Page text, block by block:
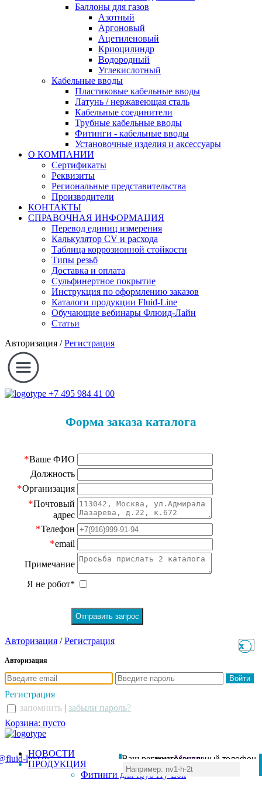
Баллоны для газов
Азотный
Аргоновый
Ацетиленовый
Криоцилиндр
Водородный
Углекислотный
Кабельные вводы
Пластиковые кабельные вводы
Латунь / нержавеющая сталь
Кабельные соединители
Трубные кабельные вводы
Фитинги - кабельные вводы
Установочные изделия и аксессуары
О КОМПАНИИ
Сертификаты
Реквизиты
Региональные представительства
Производители
КОНТАКТЫ
СПРАВОЧНАЯ ИНФОРМАЦИЯ
Перевод единиц измерения
Калькулятор CV и расхода
Таблица коррозионной стойкости
Типы резьб
Доставка и оплата
Сульфинертное покрытие
Инструкция по оформлению заказов
Каталоги продукции Fluid-Line
Обучающие вебинары Флюид-Лайн
Статьи
Авторизация /Регистрация
+7 495 984 41 00
Форма заказа каталога
*Ваше ФИО
Должность
*Организация
*Почтовый
адрес
*Телефон
*email
Примечание
Я не робот*
Авторизация /Регистрация x
x
Авторизация
Регистрация
запомнить | забыли пароль?
Корзина: пусто
line.ru многоканальный телефон
+7 (495) 984-41-00
Ваш регион:Москва
НОВОСТИ
ПРОДУКЦИЯ
Фитинги для труб Hy-Lok